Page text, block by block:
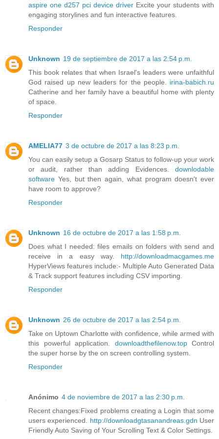
aspire one d257 pci device driver Excite your students with
engaging storylines and fun interactive features.
Responder
Unknown 19 de septiembre de 2017 a las 2:54 p.m.
This book relates that when Israel's leaders were unfaithful
God raised up new leaders for the people. irina-babich.ru
Catherine and her family have a beautiful home with plenty
of space.
Responder
AMELIA77 3 de octubre de 2017 a las 8:23 p.m.
You can easily setup a Gosarp Status to follow-up your work
or audit, rather than adding Evidences. downlodable
software Yes, but then again, what program doesn't ever
have room to approve?
Responder
Unknown 16 de octubre de 2017 a las 1:58 p.m.
Does what I needed: files emails on folders with send and
receive in a easy way. http://downloadmacgames.me
HyperViews features include:- Multiple Auto Generated Data
& Track support features including CSV importing.
Responder
Unknown 26 de octubre de 2017 a las 2:54 p.m.
Take on Uptown Charlotte with confidence, while armed with
this powerful application. downloadthefilenow.topControl
the super horse by the on screen controlling system.
Responder
Anónimo 4 de noviembre de 2017 a las 2:30 p.m.
Recent changes:Fixed problems creating a Login that some
users experienced. http://downloadgtasanandreas.gdn User
Friendly Auto Saving of Your Scrolling Text & Color Settings.